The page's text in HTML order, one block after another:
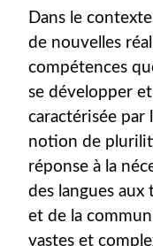
Dans le
de nouvelles
compétences
se développer
caractérisée par
notion de
réponse à la
des langues
et de la
vastes et